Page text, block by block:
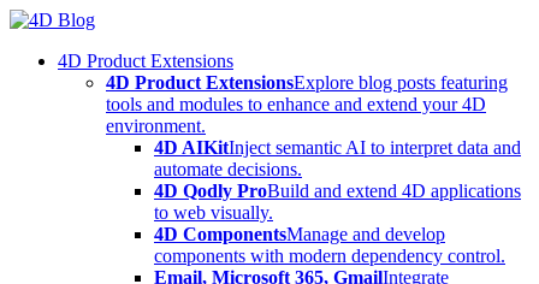
Skip
content4D Product Extensions
4D Product ExtensionsExplore blog posts featuring
tools and modules to enhance and extend your 4D
environment.
4D AIKitInject semantic AI to interpret data and
automate decisions.
4D Qodly ProBuild and extend 4D applications
to web visually.
4D ComponentsManage and develop
components with modern dependency control.
Email, Microsoft 365, GmailIntegrate